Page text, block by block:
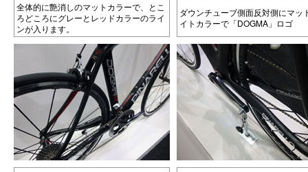
全体的に艶消しのマットカラーで、とこ
ろどころにグレーとレッドカラーのライ
ンが入ります。
ダウンチューブ側面反対側にマッ
イトカラーで「DOGMA」ロゴ